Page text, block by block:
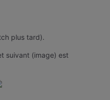
plus tard).
suivant (image) est